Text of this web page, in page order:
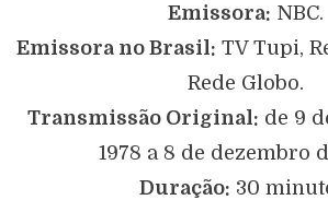
Emissora: NBC.
Emissora no Brasil: TV Tupi,
Rede Globo.
Transmissão Original: de 9
1978 a 8 de dezembro
Duração: 30